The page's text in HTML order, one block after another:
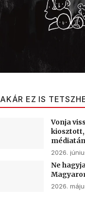
AKÁR EZ IS
Vonja
2026.
Ne
2026.